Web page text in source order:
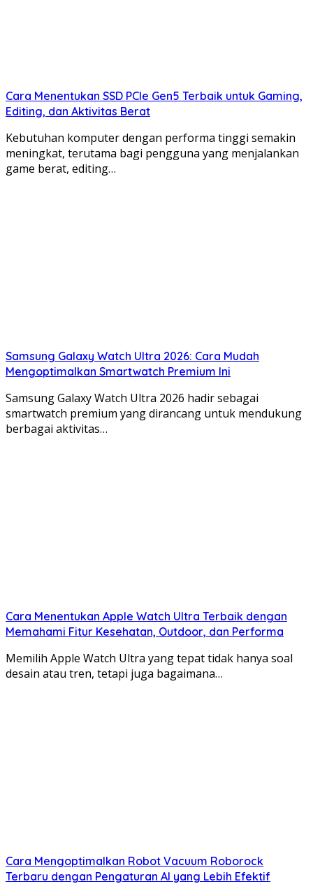
Cara Menentukan SSD PCIe Gen5 Terbaik untuk Gaming,
Editing, dan Aktivitas Berat
Kebutuhan komputer dengan performa tinggi semakin
meningkat, terutama bagi pengguna yang menjalankan
game berat, editing…
Samsung Galaxy Watch Ultra 2026: Cara Mudah
Mengoptimalkan Smartwatch Premium Ini
Samsung Galaxy Watch Ultra 2026 hadir sebagai
smartwatch premium yang dirancang untuk mendukung
berbagai aktivitas…
Cara Menentukan Apple Watch Ultra Terbaik dengan
Memahami Fitur Kesehatan, Outdoor, dan Performa
Memilih Apple Watch Ultra yang tepat tidak hanya soal
desain atau tren, tetapi juga bagaimana…
Cara Mengoptimalkan Robot Vacuum Roborock
Terbaru dengan Pengaturan AI yang Lebih Efektif